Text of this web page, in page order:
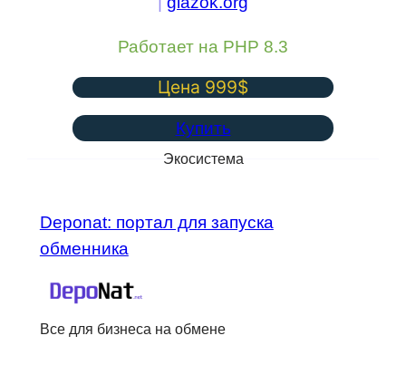
Работает на PHP 8.3
Цена 999$
Купить
Экосистема
Deponat: портал для запуска
обменника
Все для бизнеса на обмене